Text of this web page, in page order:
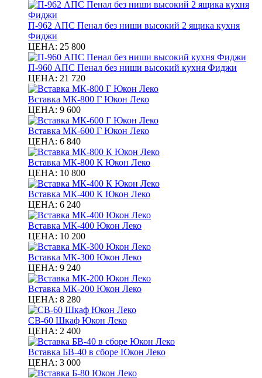
П-962 АПС Пенал без ниши высокий 2 ящика кухня
Фиджи
ЦЕНА: 25 800
П-960 АПС Пенал без ниши высокий кухня Фиджи
ЦЕНА: 21 720
Вставка МК-800 Г Юкон Леко
ЦЕНА: 9 600
Вставка МК-600 Г Юкон Леко
ЦЕНА: 6 840
Вставка МК-800 К Юкон Леко
ЦЕНА: 10 800
Вставка МК-400 К Юкон Леко
ЦЕНА: 6 240
Вставка МК-400 Юкон Леко
ЦЕНА: 10 200
Вставка МК-300 Юкон Леко
ЦЕНА: 9 240
Вставка МК-200 Юкон Леко
ЦЕНА: 8 280
СВ-60 Шкаф Юкон Леко
ЦЕНА: 2 400
Вставка БВ-40 в сборе Юкон Леко
ЦЕНА: 3 000